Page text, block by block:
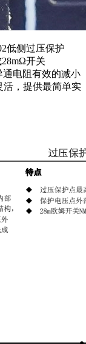
低侧过压保护
28mΩ开关
电阻有效的减小
活，提供最简单实